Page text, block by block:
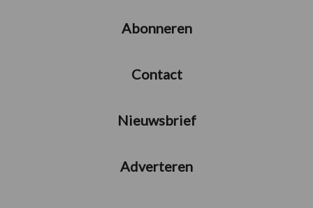
Abonneren
Contact
Nieuwsbrief
Adverteren